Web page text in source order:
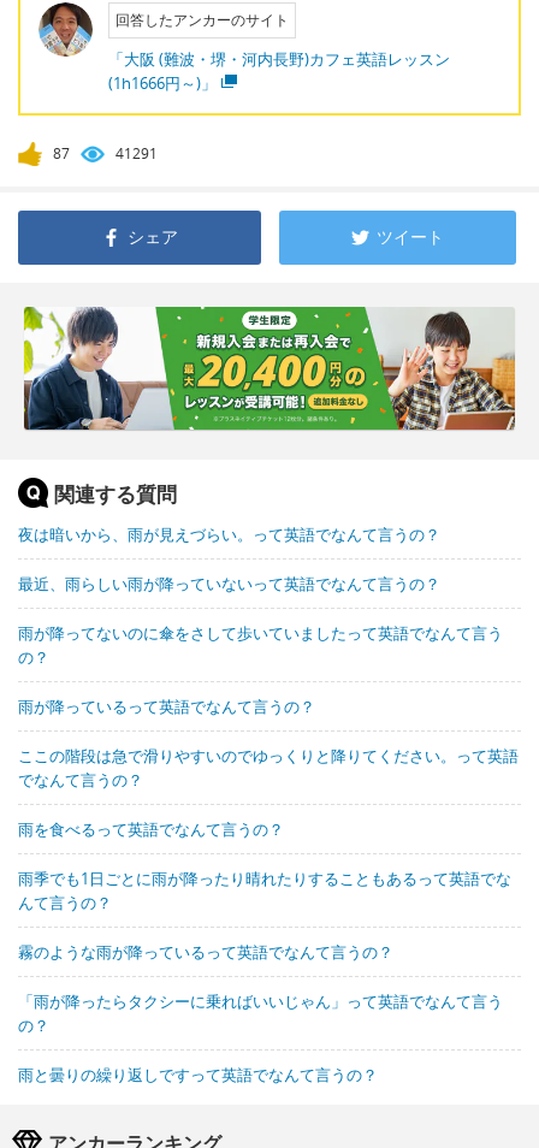
回答したアンカーのサイト
「大阪 (難波・堺・河内長野)カフェ英語レッスン
(1h1666円～)」
87 41291
シェア ツイート
関連する質問
夜は暗いから、雨が見えづらい。って英語でなんて言うの？
最近、雨らしい雨が降っていないって英語でなんて言うの？
雨が降ってないのに傘をさして歩いていましたって英語でなんて言う
の？
雨が降っているって英語でなんて言うの？
ここの階段は急で滑りやすいのでゆっくりと降りてください。って英語
でなんて言うの？
雨を食べるって英語でなんて言うの？
雨季でも1日ごとに雨が降ったり晴れたりすることもあるって英語でな
んて言うの？
霧のような雨が降っているって英語でなんて言うの？
「雨が降ったらタクシーに乗ればいいじゃん」って英語でなんて言う
の？
雨と曇りの繰り返しですって英語でなんて言うの？